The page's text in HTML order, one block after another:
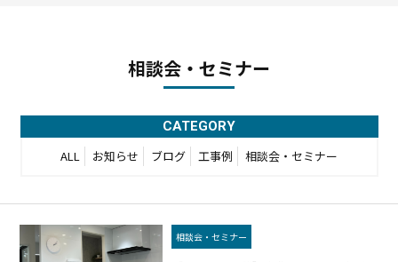
相談会・セミナー
CATEGORY
ALL お知らせ ブログ 工事例 相談会・セミナー
相談会・セミナー